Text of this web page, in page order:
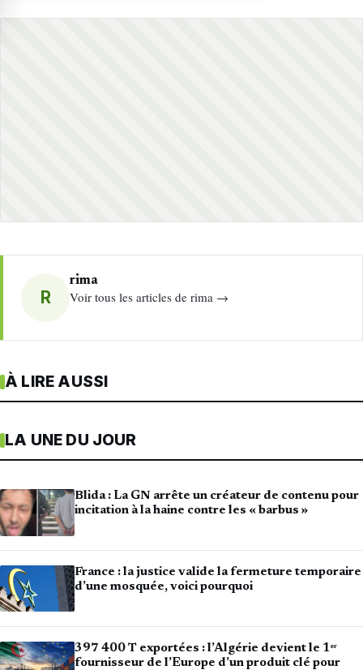
R
rima
Voir tous les articles de rima →
À LIRE AUSSI
LA UNE DU JOUR
Blida : La GN arrête un créateur de contenu pour
incitation à la haine contre les « barbus »
France : la justice valide la fermeture temporaire
d’une mosquée, voici pourquoi
397 400 T exportées : l’Algérie devient le 1ᵉʳ
fournisseur de l’Europe d’un produit clé pour